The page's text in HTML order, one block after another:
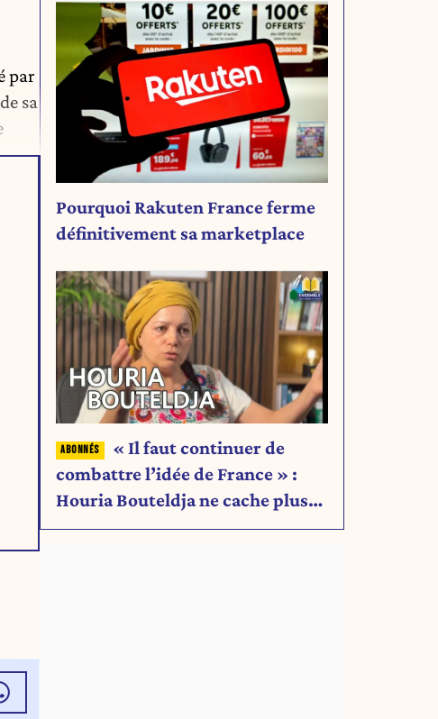
par
sa
Pourquoi Rakuten France ferme
définitivement sa marketplace
« Il faut continuer de
combattre l’idée de France » :
Houria Bouteldja ne cache plus
rien de son projet